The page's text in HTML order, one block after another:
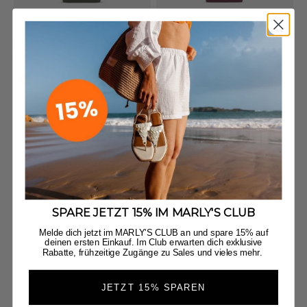
Card Coin Wallet - Forest
Crema
+4
Card Coin Wallet - Berry
Angebot
€29,90
Black
LAST CHANCE
SPARE JETZT 15% IM MARLY'S CLUB
Melde dich jetzt im MARLY'S CLUB an und spare 15% auf
deinen ersten Einkauf. Im Club erwarten dich exklusive
Rabatte, frühzeitige Zugänge zu Sales und vieles mehr.
JETZT 15% SPAREN